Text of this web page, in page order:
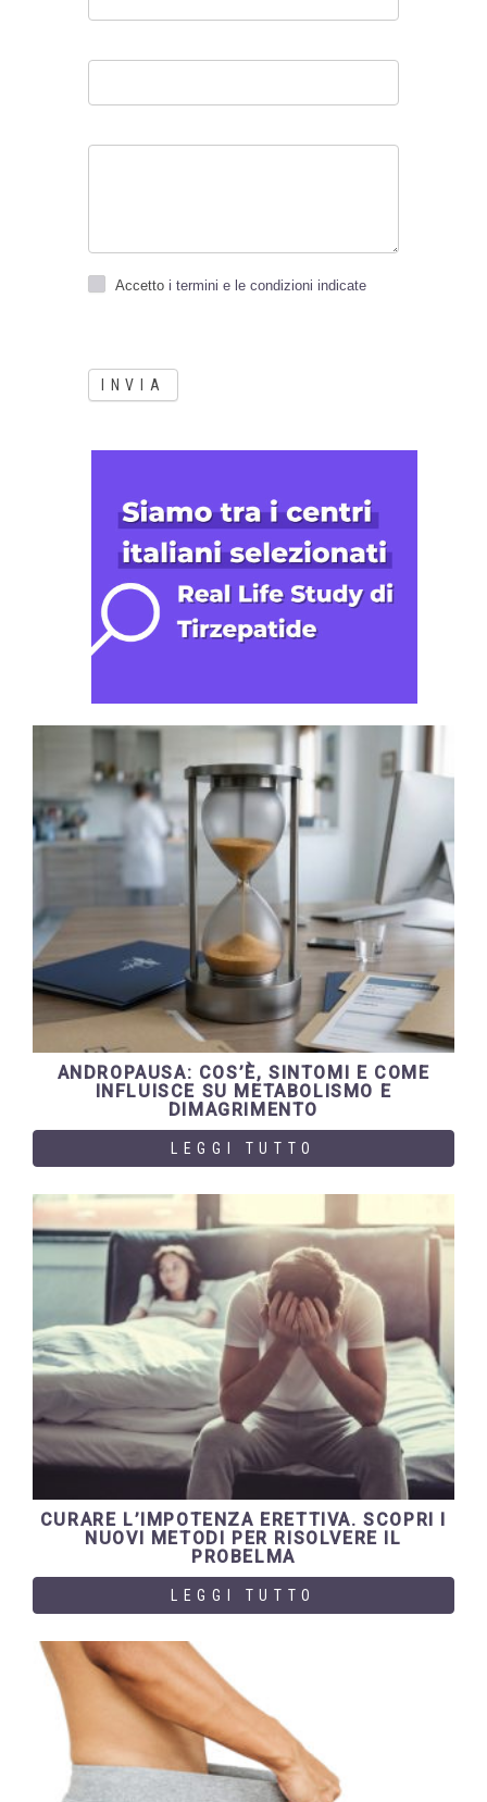
Accetto i termini e le condizioni indicate
INVIA
ANDROPAUSA: COS’È, SINTOMI E COME
INFLUISCE SU METABOLISMO E
DIMAGRIMENTO
LEGGI TUTTO
CURARE L’IMPOTENZA ERETTIVA. SCOPRI I
NUOVI METODI PER RISOLVERE IL
PROBELMA
LEGGI TUTTO